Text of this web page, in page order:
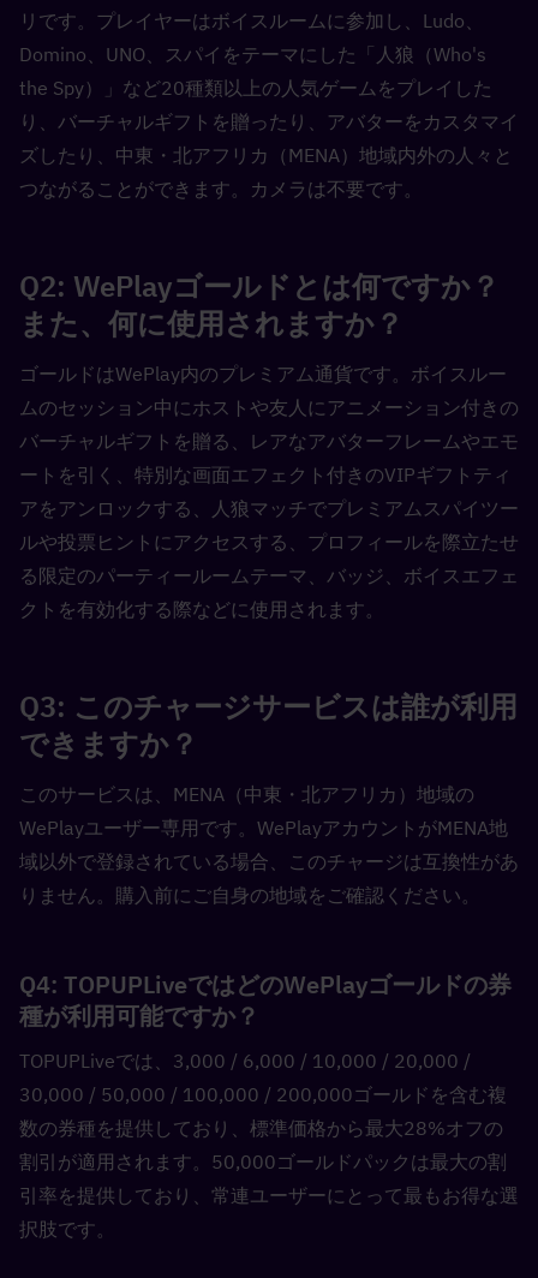
リです。プレイヤーはボイスルームに参加し、Ludo、
Domino、UNO、スパイをテーマにした「人狼（Who's
the Spy）」など20種類以上の人気ゲームをプレイした
り、バーチャルギフトを贈ったり、アバターをカスタマイ
ズしたり、中東・北アフリカ（MENA）地域内外の人々と
つながることができます。カメラは不要です。
Q2: WePlayゴールドとは何ですか？
また、何に使用されますか？
ゴールドはWePlay内のプレミアム通貨です。ボイスルー
ムのセッション中にホストや友人にアニメーション付きの
バーチャルギフトを贈る、レアなアバターフレームやエモ
ートを引く、特別な画面エフェクト付きのVIPギフトティ
アをアンロックする、人狼マッチでプレミアムスパイツー
ルや投票ヒントにアクセスする、プロフィールを際立たせ
る限定のパーティールームテーマ、バッジ、ボイスエフェ
クトを有効化する際などに使用されます。
Q3: このチャージサービスは誰が利用
できますか？
このサービスは、MENA（中東・北アフリカ）地域の
WePlayユーザー専用です。WePlayアカウントがMENA地
域以外で登録されている場合、このチャージは互換性があ
りません。購入前にご自身の地域をご確認ください。
Q4: TOPUPLiveではどのWePlayゴールドの券
種が利用可能ですか？
TOPUPLiveでは、3,000 / 6,000 / 10,000 / 20,000 /
30,000 / 50,000 / 100,000 / 200,000ゴールドを含む複
数の券種を提供しており、標準価格から最大28%オフの
割引が適用されます。50,000ゴールドパックは最大の割
引率を提供しており、常連ユーザーにとって最もお得な選
択肢です。